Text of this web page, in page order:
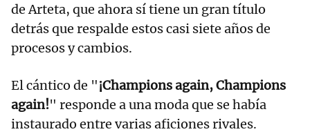
de Arteta, que ahora sí tiene un gran título
detrás que respalde estos casi siete años de
procesos y cambios.
El cántico de "¡Champions again, Champions
again!" responde a una moda que se había
instaurado entre varias aficiones rivales.